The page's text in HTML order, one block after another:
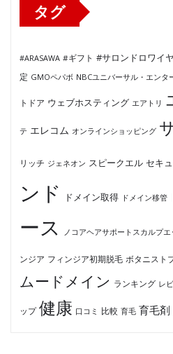
タグ
#ARASAWA #ギフト #サロンドロワイ
定 GMOペパボ NBCユニバーサル・エンタ
トドア ウェブホスティング エアトリ
テ エレコム オンラインショッピング
リッチ ジェネオン スピークエル セキ
ンド
ドメイン取得 ドメイン移管
ース
ノコアヘアサポートスカルプエ
ンジア フィンジア初期脱毛 ボタニスト
ムードメイン ランキング レ
ップ 健康 口コミ 比較 育毛 育毛剤